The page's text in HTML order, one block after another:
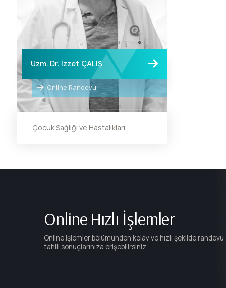
Online Randevu
Uzm. Dr. İzzet ÇALIŞ
Çocuk Sağlığı ve Hastalıkları
Online Hızlı İşlemler
Online işlemler bölümünden kolay ve hızlı şekilde randevu
tahlil sonuçlarınıza erişebilirsiniz.